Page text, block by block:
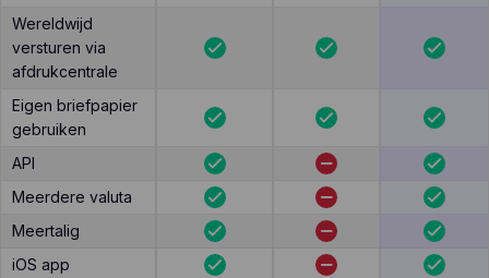
Wereldwijd
versturen via
afdrukcentrale
Eigen briefpapier
gebruiken
API
Meerdere valuta
Meertalig
iOS app